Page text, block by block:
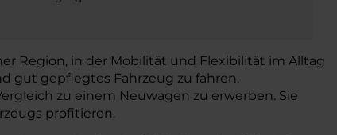
Region, in der Mobilität und Flexibilität im Alltag
gut gepflegtes Fahrzeug zu fahren.
zu einem Neuwagen zu erwerben. Sie
profitieren.